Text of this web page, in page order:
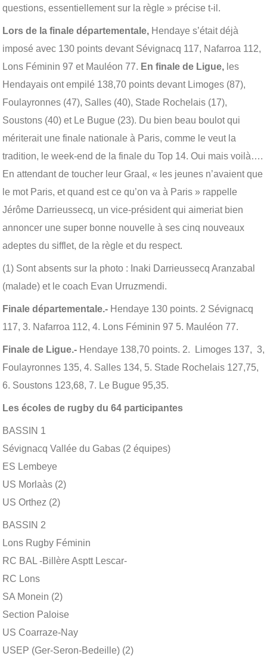
questions, essentiellement sur la règle » précise t-il.
Lors de la finale départementale, Hendaye s’était déjà
imposé avec 130 points devant Sévignacq 117, Nafarroa 112,
Lons Féminin 97 et Mauléon 77. En finale de Ligue, les
Hendayais ont empilé 138,70 points devant Limoges (87),
Foulayronnes (47), Salles (40), Stade Rochelais (17),
Soustons (40) et Le Bugue (23). Du bien beau boulot qui
mériterait une finale nationale à Paris, comme le veut la
tradition, le week-end de la finale du Top 14. Oui mais voilà….
En attendant de toucher leur Graal, « les jeunes n’avaient que
le mot Paris, et quand est ce qu’on va à Paris » rappelle
Jérôme Darrieussecq, un vice-président qui aimeriat bien
annoncer une super bonne nouvelle à ses cinq nouveaux
adeptes du sifflet, de la règle et du respect.
(1) Sont absents sur la photo : Inaki Darrieussecq Aranzabal
(malade) et le coach Evan Urruzmendi.
Finale départementale.- Hendaye 130 points. 2 Sévignacq
117, 3. Nafarroa 112, 4. Lons Féminin 97 5. Mauléon 77.
Finale de Ligue.- Hendaye 138,70 points. 2. Limoges 137, 3,
Foulayronnes 135, 4. Salles 134, 5. Stade Rochelais 127,75,
6. Soustons 123,68, 7. Le Bugue 95,35.
Les écoles de rugby du 64 participantes
BASSIN 1
Sévignacq Vallée du Gabas (2 équipes)
ES Lembeye
US Morlaàs (2)
US Orthez (2)
BASSIN 2
Lons Rugby Féminin
RC BAL -Billère Asptt Lescar-
RC Lons
SA Monein (2)
Section Paloise
US Coarraze-Nay
USEP (Ger-Seron-Bedeille) (2)